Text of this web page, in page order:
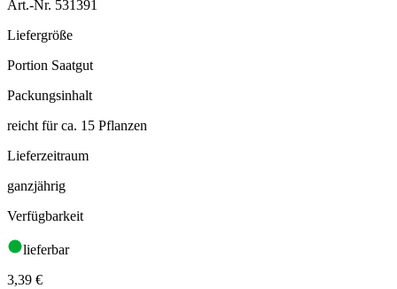
Art.-Nr. 531391
Liefergröße
Portion Saatgut
Packungsinhalt
reicht für ca. 15 Pflanzen
Lieferzeitraum
ganzjährig
Verfügbarkeit
lieferbar
3,39 €